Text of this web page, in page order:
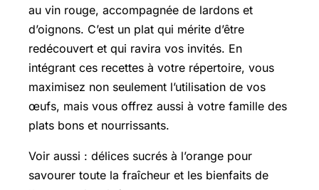
au vin rouge, accompagnée de lardons et
d’oignons. C’est un plat qui mérite d’être
redécouvert et qui ravira vos invités. En
intégrant ces recettes à votre répertoire, vous
maximisez non seulement l’utilisation de vos
œufs, mais vous offrez aussi à votre famille des
plats bons et nourrissants.
Voir aussi : délices sucrés à l’orange pour
savourer toute la fraîcheur et les bienfaits de